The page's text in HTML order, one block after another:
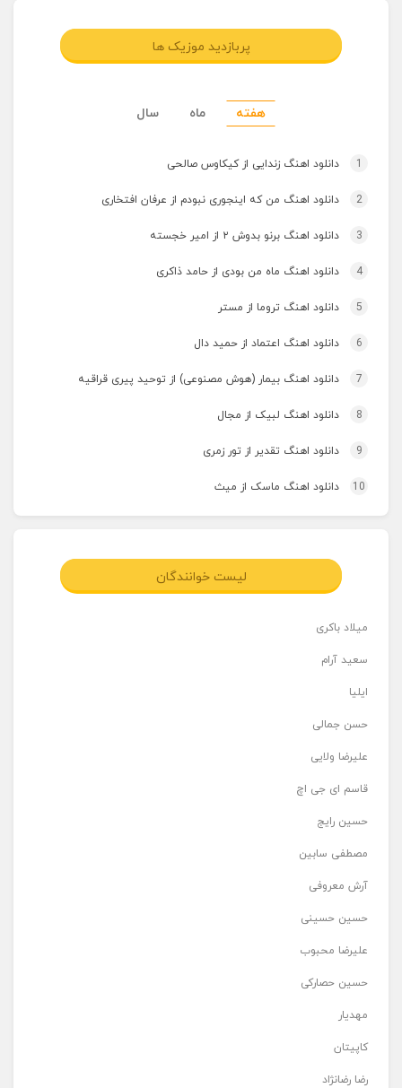
پربازدید موزیک ها
هفته ماه سال
1 دانلود اهنگ زندایی از کیکاوس صالحی
2 دانلود اهنگ من که اینجوری نبودم از عرفان افتخاری
3 دانلود اهنگ برنو بدوش ۲ از امیر خجسته
4 دانلود اهنگ ماه من بودی از حامد ذاکری
5 دانلود اهنگ تروما از مستر
6 دانلود اهنگ اعتماد از حمید دال
7 دانلود اهنگ بیمار (هوش مصنوعی) از توحید پیری قراقیه
8 دانلود اهنگ لبیک از مجال
9 دانلود اهنگ تقدیر از تور زمری
10 دانلود اهنگ ماسک از میث
لیست خوانندگان
میلاد باکری
سعید آرام
ایلیا
حسن جمالی
علیرضا ولایی
قاسم ای جی اچ
حسین رایج
مصطفی سابین
آرش معروفی
حسین حسینی
علیرضا محبوب
حسین حصارکی
مهدیار
کاپیتان
رضا رضانژاد